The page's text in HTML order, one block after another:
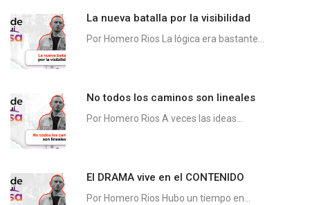
La nueva batalla por la visibilidad
Por Homero Rios La lógica era bastante...
No todos los caminos son lineales
Por Homero Rios A veces las ideas...
El DRAMA vive en el CONTENIDO
Por Homero Rios Hubo un tiempo en...